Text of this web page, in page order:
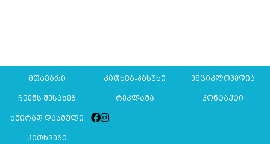
მთავარი კითხვა-პასუხი ენციკლოპედია
ჩვენს შესახებ რეკლამა კონტაქტი
ხშირად დასმული
კითხვები